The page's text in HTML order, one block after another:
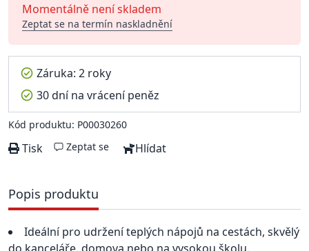
Momentálně není skladem
Zeptat se na termín naskladnění
Záruka: 2 roky
30 dní na vrácení peněz
Kód produktu: P00030260
Tisk Zeptat se Hlídat
Popis produktu
Ideální pro udržení teplých nápojů na cestách, skvělý